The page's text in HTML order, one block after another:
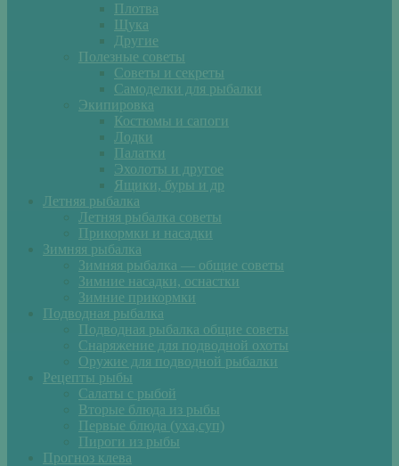
Плотва
Щука
Другие
Полезные советы
Советы и секреты
Самоделки для рыбалки
Экипировка
Костюмы и сапоги
Лодки
Палатки
Эхолоты и другое
Ящики, буры и др
Летняя рыбалка
Летняя рыбалка советы
Прикормки и насадки
Зимняя рыбалка
Зимняя рыбалка — общие советы
Зимние насадки, оснастки
Зимние прикормки
Подводная рыбалка
Подводная рыбалка общие советы
Снаряжение для подводной охоты
Оружие для подводной рыбалки
Рецепты рыбы
Салаты с рыбой
Вторые блюда из рыбы
Первые блюда (уха,суп)
Пироги из рыбы
Прогноз клева